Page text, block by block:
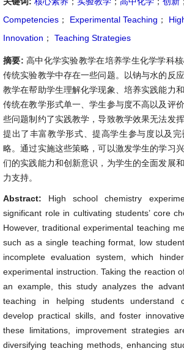
Competencies ； Experimental Teaching ；
Innovation ； Teaching Strategies
摘要: 高中化学实验教学在培养学生化学学科
传统实验教学中存在一些问题。以钠与水的反
教学在帮助学生理解化学现象、培养实践能力
传统在教学形式单一、学生参与度不高以及评
些问题制约了实践教学，导致教学效果无法发
提出了丰富教学形式、提高学生参与度以及
略。通过实施这些策略，可以激发学生的学习
们的实践能力和创新意识，为学生的全面发展
力支持。
Abstract: High school chemistry
significant role in cultivating students’ core
However, traditional experimental teaching
such as a single teaching format, low
incomplete evaluation system, which
experimental instruction. Taking the reaction
an example, this study analyzes the
teaching in helping students understand
develop practical skills, and foster
these limitations, improvement strategies
diversifying teaching methods, enhancing